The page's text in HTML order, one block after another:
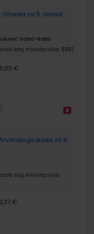
- čitanka za 5. razred
Valec-Rebić
broj ministarstva: 6051
€
hrvatskoga jezika za 5.
broj ministarstva:
€